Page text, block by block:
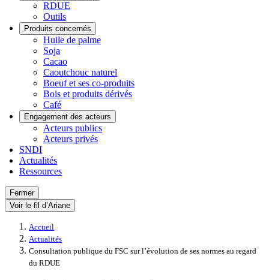
RDUE
Outils
Produits concernés
Huile de palme
Soja
Cacao
Caoutchouc naturel
Boeuf et ses co-produits
Bois et produits dérivés
Café
Engagement des acteurs
Acteurs publics
Acteurs privés
SNDI
Actualités
Ressources
Fermer
Voir le fil d’Ariane
Accueil
Actualités
Consultation publique du FSC sur l’évolution de ses normes au regard
du RDUE